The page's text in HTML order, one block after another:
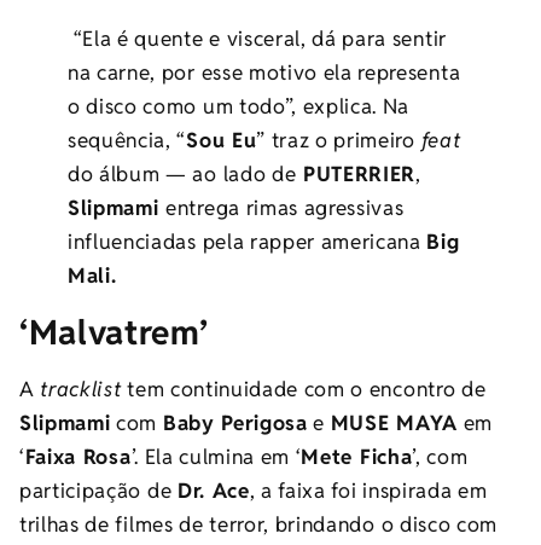
“Ela é quente e visceral, dá para sentir
na carne, por esse motivo ela representa
o disco como um todo”, explica. Na
sequência, “Sou Eu” traz o primeiro feat
do álbum — ao lado de PUTERRIER,
Slipmamientrega rimas agressivas
influenciadas pela rapper americana Big
Mali.
‘Malvatrem’
A tracklisttem continuidade com o encontro de
Slipmami com Baby Perigosa e MUSE MAYA em
‘Faixa Rosa’. Ela culmina em ‘Mete Ficha’, com
participação de Dr. Ace, afaixa foi inspirada em
trilhas de filmes de terror, brindando o disco com